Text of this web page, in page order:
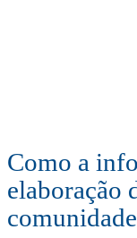
Como a
elaboração